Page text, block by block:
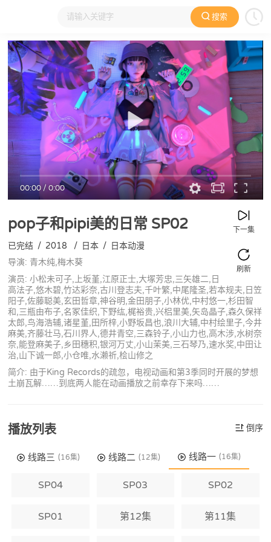
搜索
大家在看 日本动漫 国产动漫 欧美动漫 动漫电影
00:00/0:00
pop子和pipi美的日常 SP02 下一集
刷新
已完结 / 2018 / 日本 / 日本动漫
导演: 青木纯,梅木葵
演员: 小松未可子,上坂堇,江原正士,大塚芳忠,三矢雄二,日
高法子,悠木碧,竹达彩奈,古川登志夫,千叶繁,中尾隆圣,若本规夫,日笠
阳子,佐藤聪美,玄田哲章,神谷明,金田朋子,小林优,中村悠一,杉田智
和,三瓶由布子,名冢佳织,下野纮,梶裕贵,兴梠里美,矢岛晶子,森久保祥
太郎,鸟海浩辅,诸星堇,田所梓,小野坂昌也,浪川大辅,中村绘里子,今井
麻美,齐藤壮马,石川界人,德井青空,三森铃子,小山力也,高木涉,水树奈
奈,能登麻美子,乡田穗积,银河万丈,小山茉美,三石琴乃,速水奖,中田让
治,山下诚一郎,小仓唯,水濑祈,桧山修之
简介: 由于King Records的疏忽，电视动画和第3季同时开展的梦想
土崩瓦解……到底两人能在动画播放之前幸存下来吗……
播放列表 倒序
线路三 (16集) 线路二 (12集) 线路一 (16集)
SP04 SP03 SP02
SP01 第12集 第11集